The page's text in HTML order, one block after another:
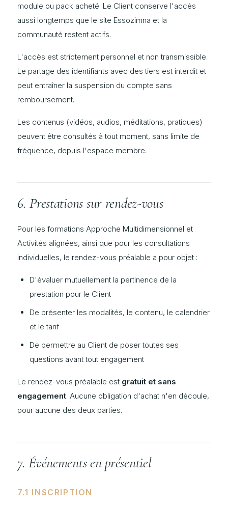
module ou pack acheté. Le Client conserve l'accès
aussi longtemps que le site Essozimna et la
communauté restent actifs.
L'accès est strictement personnel et non transmissible.
Le partage des identifiants avec des tiers est interdit et
peut entraîner la suspension du compte sans
remboursement.
Les contenus (vidéos, audios, méditations, pratiques)
peuvent être consultés à tout moment, sans limite de
fréquence, depuis l'espace membre.
6. Prestations sur rendez-vous
Pour les formations Approche Multidimensionnel et
Activités alignées, ainsi que pour les consultations
individuelles, le rendez-vous préalable a pour objet :
D'évaluer mutuellement la pertinence de la
prestation pour le Client
De présenter les modalités, le contenu, le calendrier
et le tarif
De permettre au Client de poser toutes ses
questions avant tout engagement
Le rendez-vous préalable est gratuit et sans
engagement. Aucune obligation d'achat n'en découle,
pour aucune des deux parties.
7. Événements en présentiel
7.1 INSCRIPTION